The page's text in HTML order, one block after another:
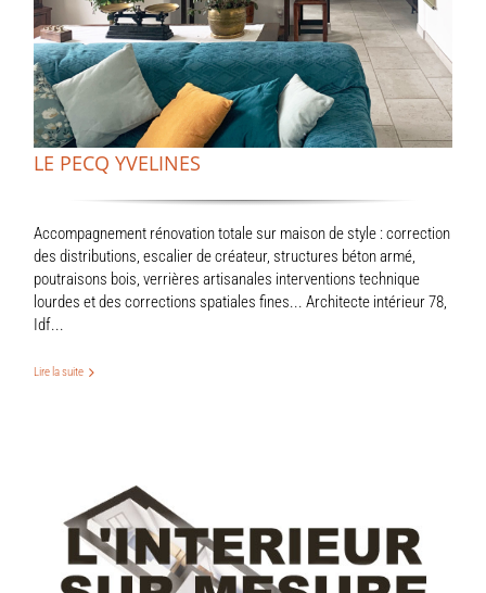
LE PECQ YVELINES
Accompagnement rénovation totale sur maison de style : correction
des distributions, escalier de créateur, structures béton armé,
poutraisons bois, verrières artisanales interventions technique
lourdes et des corrections spatiales fines... Architecte intérieur 78,
Idf...
Lire la suite